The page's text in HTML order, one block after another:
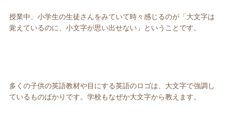
授業中、小学生の生徒さんをみていて時々感じるのが「大文字は
覚えているのに、小文字が思い出せない」ということです。
多くの子供の英語教材や目にする英語のロゴは、大文字で強調し
ているものばかりです。学校もなぜか大文字から教えます。